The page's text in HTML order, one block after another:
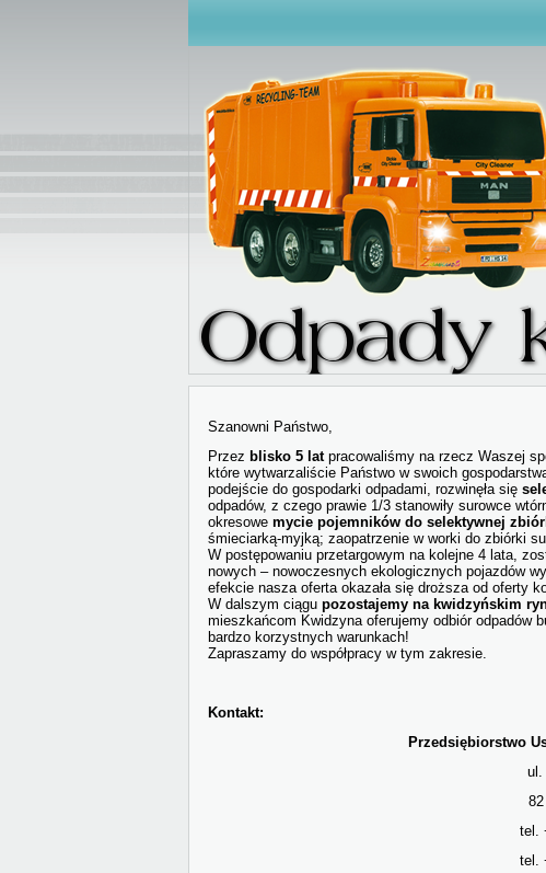
Szanowni Państwo,
Przez blisko 5 latpracowaliśmy na rzecz Waszej
które wytwarzaliście Państwo w swoich
podejście do gospodarki odpadami, rozwinęła się
odpadów, z czego prawie 1/3 stanowiły surowce
okresowe mycie pojemników do selektywnej
śmieciarką-myjką; zaopatrzenie w worki do zbiórki
W postępowaniu przetargowym na kolejne 4 lata,
nowych – nowoczesnych ekologicznych pojazdów
efekcie nasza oferta okazała się droższa od oferty
W dalszym ciągu pozostajemy na kwidzyńskim
mieszkańcom Kwidzyna oferujemy odbiór odpadów
bardzo korzystnych warunkach!
Zapraszamy do współpracy w tym zakresie.
Kontakt:
Przedsiębiorstwo
ul.
tel.
tel.